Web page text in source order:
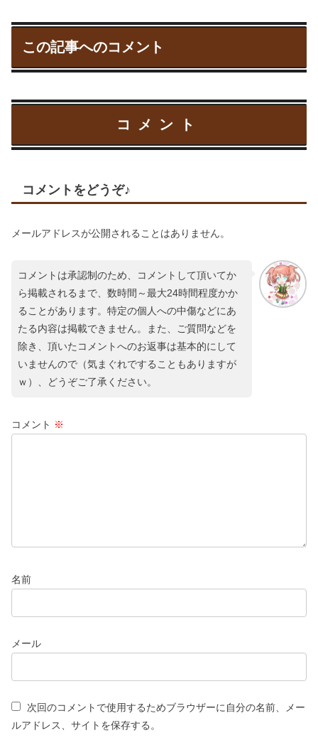
この記事へのコメント
コメント
コメントをどうぞ♪
メールアドレスが公開されることはありません。
コメントは承認制のため、コメントして頂いてか
ら掲載されるまで、数時間～最大24時間程度かか
ることがあります。特定の個人への中傷などにあ
たる内容は掲載できません。また、ご質問などを
除き、頂いたコメントへのお返事は基本的にして
いませんので（気まぐれですることもありますが
ｗ）、どうぞご了承ください。
コメント ※
名前
メール
次回のコメントで使用するためブラウザーに自分の名前、メー
ルアドレス、サイトを保存する。